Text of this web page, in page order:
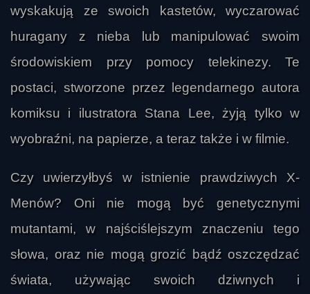
wyskakują ze swoich kastetów, wyczarować
huragany z nieba lub manipulować swoim
środowiskiem przy pomocy telekinezy. Te
postaci, stworzone przez legendarnego autora
komiksu i ilustratora Stana Lee, żyją tylko w
wyobraźni, na papierze, a teraz także i w filmie.
Czy uwierzyłbyś w istnienie prawdziwych X-
Menów? Oni nie mogą być genetycznymi
mutantami, w najściślejszym znaczeniu tego
słowa, oraz nie mogą grozić bądź oszczędzać
świata, używając swoich dziwnych i